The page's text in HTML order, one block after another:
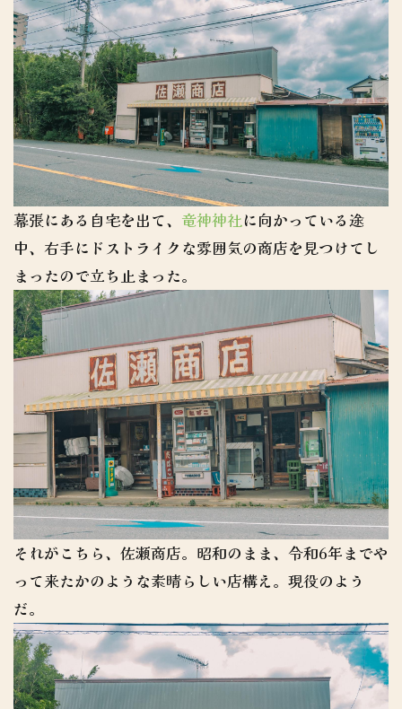
幕張にある自宅を出て、 竜神神社に向かっている途
中、右手にドストライクな雰囲気の商店を見つけてし
まったので立ち止まった。
それがこちら、佐瀬商店。昭和のまま、令和6年までや
って来たかのような素晴らしい店構え。現役のよう
だ。